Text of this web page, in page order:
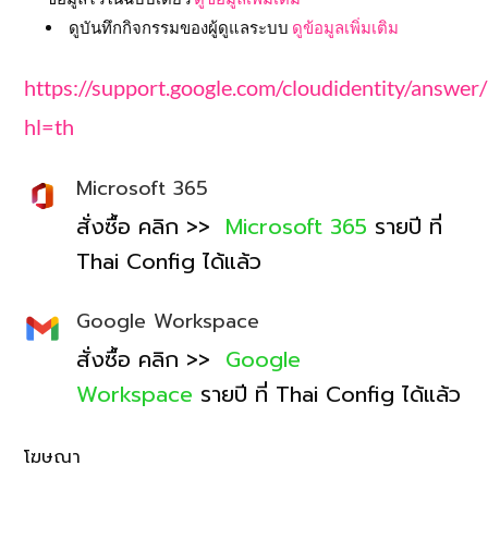
ดูบันทึกกิจกรรมของผู้ดูแลระบบ ดูข้อมูลเพิ่มเติม
https://support.google.com/cloudidentity/
hl=th
Microsoft 365
สั่งซื้อ คลิก >> Microsoft 365 รายปี ที่
Thai Config ได้แล้ว
Google Workspace
สั่งซื้อ คลิก >> Google
Workspace รายปี ที่ Thai Config ได้แล้ว
โฆษณา